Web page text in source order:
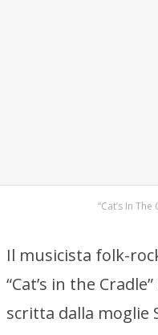
“Cat’s In
Il musicista folk-
“Cat’s in the
scritta dalla moglie